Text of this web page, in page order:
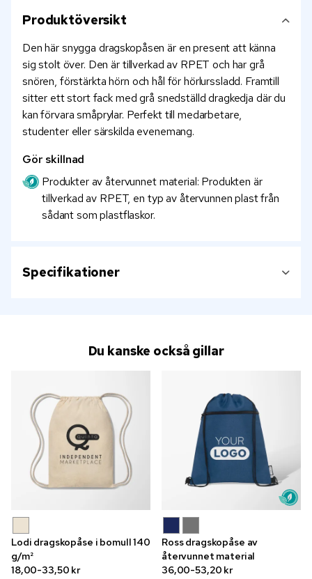
Produktöversikt
Den här snygga dragskopåsen är en present att känna
sig stolt över. Den är tillverkad av RPET och har grå
snören, förstärkta hörn och hål för hörlurssladd. Framtill
sitter ett stort fack med grå snedställd dragkedja där du
kan förvara småprylar. Perfekt till medarbetare,
studenter eller särskilda evenemang.
Gör skillnad
Produkter av återvunnet material: Produkten är
tillverkad av RPET, en typ av återvunnen plast från
sådant som plastflaskor.
Specifikationer
Du kanske också gillar
Lodi dragskopåse i bomull 140
g/m²
18,00-33,50 kr
Ross dragskopåse av
återvunnet material
36,00-53,20 kr